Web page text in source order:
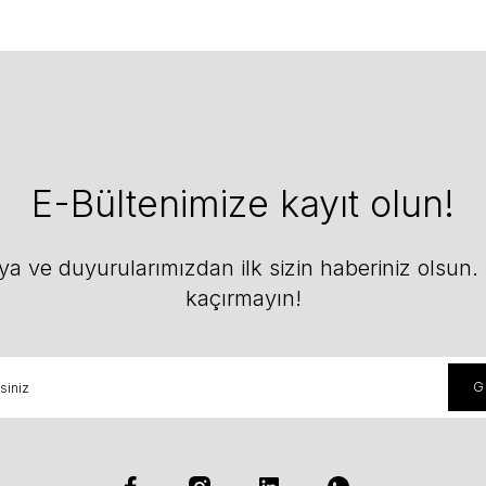
E-Bültenimize kayıt olun!
ve duyurularımızdan ilk sizin haberiniz olsun.
kaçırmayın!